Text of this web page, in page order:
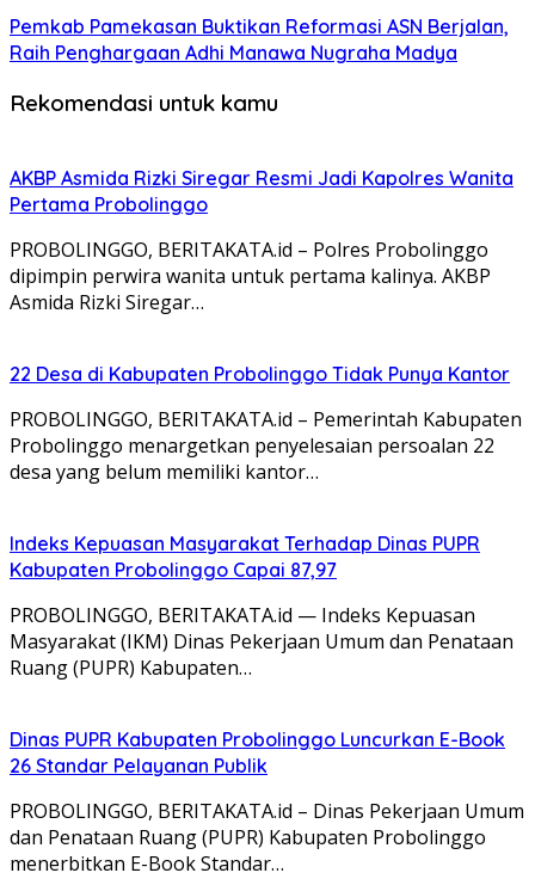
Pemkab Pamekasan Buktikan Reformasi ASN Berjalan,
Raih Penghargaan Adhi Manawa Nugraha Madya
Rekomendasi untuk kamu
AKBP Asmida Rizki Siregar Resmi Jadi Kapolres Wanita
Pertama Probolinggo
PROBOLINGGO, BERITAKATA.id – Polres Probolinggo
dipimpin perwira wanita untuk pertama kalinya. AKBP
Asmida Rizki Siregar…
22 Desa di Kabupaten Probolinggo Tidak Punya Kantor
PROBOLINGGO, BERITAKATA.id – Pemerintah Kabupaten
Probolinggo menargetkan penyelesaian persoalan 22
desa yang belum memiliki kantor…
Indeks Kepuasan Masyarakat Terhadap Dinas PUPR
Kabupaten Probolinggo Capai 87,97
PROBOLINGGO, BERITAKATA.id — Indeks Kepuasan
Masyarakat (IKM) Dinas Pekerjaan Umum dan Penataan
Ruang (PUPR) Kabupaten…
Dinas PUPR Kabupaten Probolinggo Luncurkan E-Book
26 Standar Pelayanan Publik
PROBOLINGGO, BERITAKATA.id – Dinas Pekerjaan Umum
dan Penataan Ruang (PUPR) Kabupaten Probolinggo
menerbitkan E-Book Standar…